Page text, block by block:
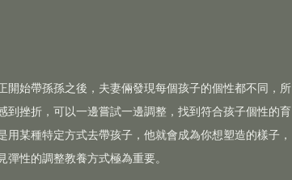
始帶孫孫之後，夫妻倆發現每個孩子的個性都不同，所
挫折，可以一邊嘗試一邊調整，找到符合孩子個性的育
某種特定方式去帶孩子，他就會成為你想塑造的樣子，
性的調整教養方式極為重要。